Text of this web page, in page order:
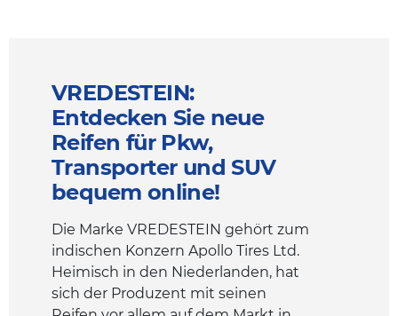
VREDESTEIN:
Entdecken Sie neue
Reifen für Pkw,
Transporter und SUV
bequem online!
Die Marke VREDESTEIN gehört zum
indischen Konzern Apollo Tires Ltd.
Heimisch in den Niederlanden, hat
sich der Produzent mit seinen